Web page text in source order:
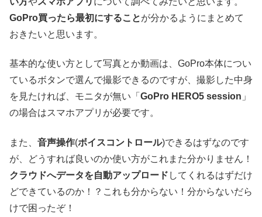
GoPro買ったら最初にすることが分かるようにまとめて
おきたいと思います。
基本的な使い方として写真とか動画は、GoPro本体につい
ているボタンで選んで撮影できるのですが、撮影した中身
を見たければ、モニタが無い「 GoPro HERO5 session 」
の場合はスマホアプリが必要です。
また、 音声操作(ボイスコントロール)できるはずなのです
が、どうすれば良いのか使い方がこれまた分かりません！
クラウドへデータを自動アップロード してくれるはずだけ
どできているのか！？これも分からない！分からないだら
けで困ったぞ！